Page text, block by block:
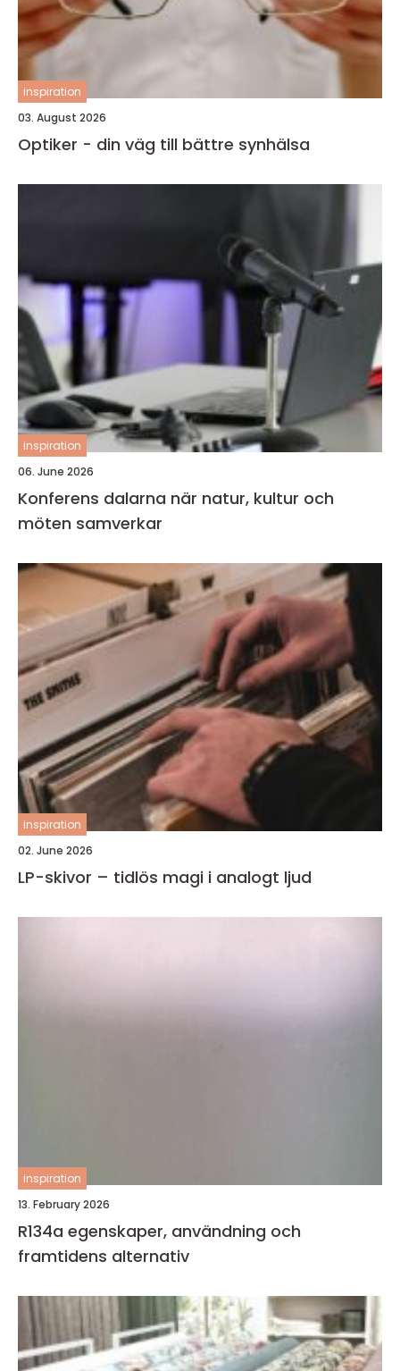
inspiration
03. August 2026
Optiker - din väg till bättre synhälsa
inspiration
06. June 2026
Konferens dalarna när natur, kultur och
möten samverkar
inspiration
02. June 2026
LP-skivor – tidlös magi i analogt ljud
inspiration
13. February 2026
R134a egenskaper, användning och
framtidens alternativ